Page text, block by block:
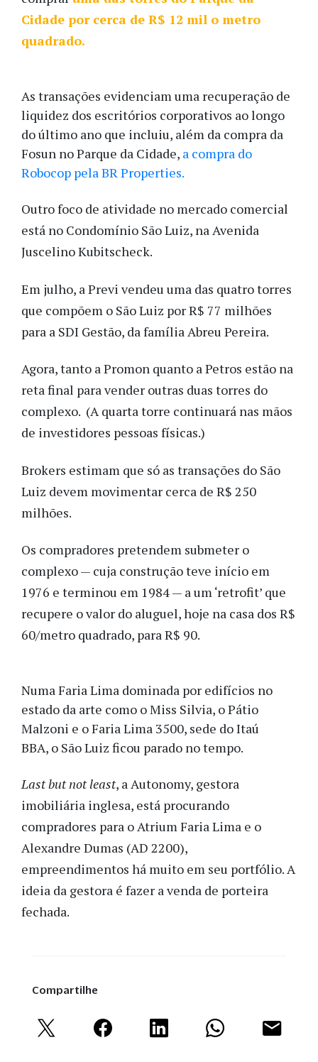
Cidade por cerca de R$ 12 mil o metro
quadrado.
As transações evidenciam uma recuperação de
liquidez dos escritórios corporativos ao longo
do último ano que incluiu, além da compra da
Fosun no Parque da Cidade, a compra do
Robocop pela BR Properties.
Outro foco de atividade no mercado comercial
está no Condomínio São Luiz, na Avenida
Juscelino Kubitscheck.
Em julho, a Previ vendeu uma das quatro torres
que compõem o São Luiz por R$ 77 milhões
para a SDI Gestão, da família Abreu Pereira.
Agora, tanto a Promon quanto a Petros estão na
reta final para vender outras duas torres do
complexo. (A quarta torre continuará nas mãos
de investidores pessoas físicas.)
Brokers estimam que só as transações do São
Luiz devem movimentar cerca de R$ 250
milhões.
Os compradores pretendem submeter o
complexo — cuja construção teve início em
1976 e terminou em 1984 — a um ‘retrofit’ que
recupere o valor do aluguel, hoje na casa dos R$
60/metro quadrado, para R$ 90.
Numa Faria Lima dominada por edifícios no
estado da arte como o Miss Silvia, o Pátio
Malzoni e o Faria Lima 3500, sede do Itaú
BBA, o São Luiz ficou parado no tempo.
Last but not least, a Autonomy, gestora
imobiliária inglesa, está procurando
compradores para o Atrium Faria Lima e o
Alexandre Dumas (AD 2200),
empreendimentos há muito em seu portfólio. A
ideia da gestora é fazer a venda de porteira
fechada.
Compartilhe